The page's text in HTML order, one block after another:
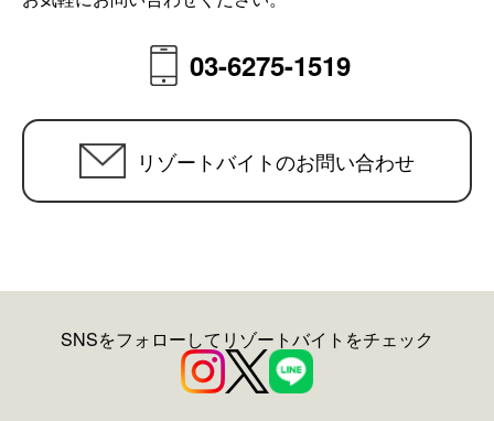
03-6275-1519
リゾートバイトのお問い合わせ
SNSをフォローしてリゾートバイトをチェック